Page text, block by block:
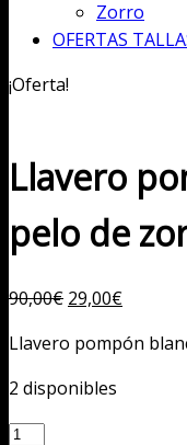
Zorro
OFERTAS
¡Oferta!
Llavero
pelo de
90,00€ El
original
era:
29,00€El
actual
Llavero pompón
2 disponibles
Llavero